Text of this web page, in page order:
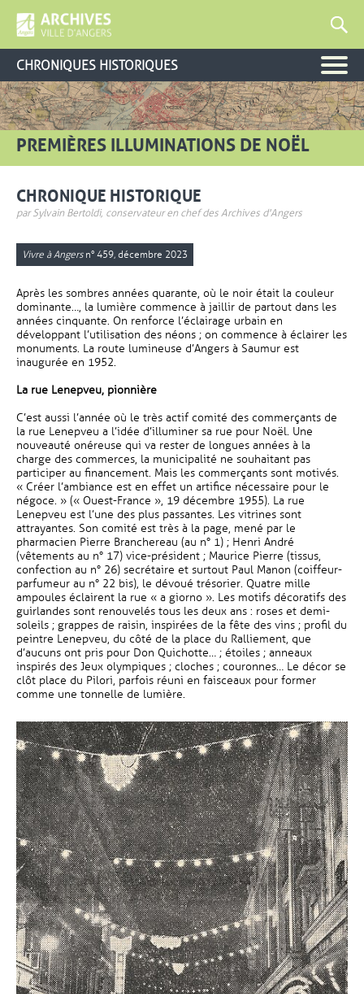
CHRONIQUES HISTORIQUES
PREMIÈRES ILLUMINATIONS DE NOËL
CHRONIQUE HISTORIQUE
par Sylvain Bertoldi, conservateur en chef des Archives d'Angers
Vivre à Angersn° 459, décembre 2023
Après les sombres années quarante, où le noir était la couleur
dominante…, la lumière commence à jaillir de partout dans les
années cinquante. On renforce l’éclairage urbain en
développant l’utilisation des néons ; on commence à éclairer les
monuments. La route lumineuse d’Angers à Saumur est
inaugurée en 1952.
La rue Lenepveu, pionnière
C’est aussi l’année où le très actif comité des commerçants de
la rue Lenepveu a l’idée d’illuminer sa rue pour Noël. Une
nouveauté onéreuse qui va rester de longues années à la
charge des commerces, la municipalité ne souhaitant pas
participer au financement. Mais les commerçants sont motivés.
« Créer l’ambiance est en effet un artifice nécessaire pour le
négoce. » (« Ouest-France », 19 décembre 1955). La rue
Lenepveu est l’une des plus passantes. Les vitrines sont
attrayantes. Son comité est très à la page, mené par le
pharmacien Pierre Branchereau (au n° 1) ; Henri André
(vêtements au n° 17) vice-président ; Maurice Pierre (tissus,
confection au n° 26) secrétaire et surtout Paul Manon (coiffeur-
parfumeur au n° 22 bis), le dévoué trésorier. Quatre mille
ampoules éclairent la rue « a giorno ». Les motifs décoratifs des
guirlandes sont renouvelés tous les deux ans : roses et demi-
soleils ; grappes de raisin, inspirées de la fête des vins ; profil du
peintre Lenepveu, du côté de la place du Ralliement, que
d’aucuns ont pris pour Don Quichotte… ; étoiles ; anneaux
inspirés des Jeux olympiques ; cloches ; couronnes… Le décor se
clôt place du Pilori, parfois réuni en faisceaux pour former
comme une tonnelle de lumière.